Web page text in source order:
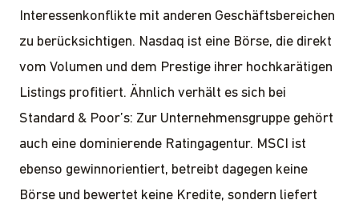
Interessenkonflikte mit anderen Geschäftsbereichen
zu berücksichtigen. Nasdaq ist eine Börse, die direkt
vom Volumen und dem Prestige ihrer hochkarätigen
Listings profitiert. Ähnlich verhält es sich bei
Standard & Poor’s: Zur Unternehmensgruppe gehört
auch eine dominierende Ratingagentur. MSCI ist
ebenso gewinnorientiert, betreibt dagegen keine
Börse und bewertet keine Kredite, sondern liefert